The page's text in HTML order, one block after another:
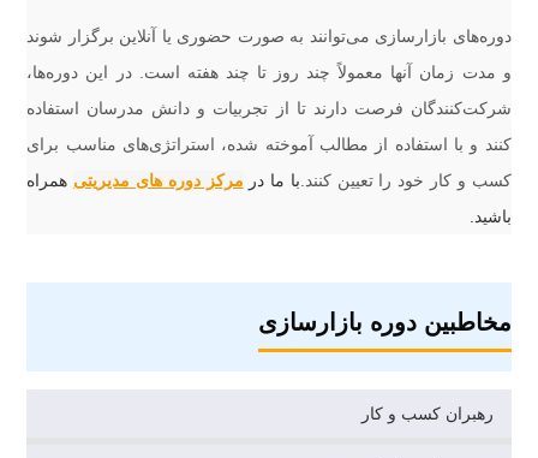
دوره‌های بازارسازی می‌توانند به صورت حضوری یا آنلاین برگزار شوند
و مدت زمان آنها معمولاً چند روز تا چند هفته است. در این دوره‌ها،
شرکت‌کنندگان فرصت دارند تا از تجربیات و دانش مدرسان استفاده
کنند و با استفاده از مطالب آموخته شده، استراتژی‌های مناسب برای
کسب و کار خود را تعیین کنند. با ما در مرکز دوره های مدیریتی همراه
باشید.
مخاطبین دوره بازارسازی
رهبران کسب و کار